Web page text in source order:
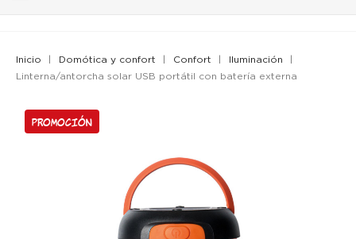
Inicio Domótica y confort Confort
Iluminación
Linterna/antorcha solar USB portátil con batería externa
Promoción